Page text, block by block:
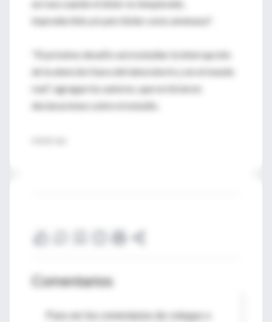
así sea cuando el dolor es inesperado,
impredecible y/o percibido como amenaza".
"El próximo desafío será estudiar la interrupción
de la atención fuera del laboratorio y en el mundo
real", agregan los autores, que no hicieron
declaraciones sobre el estudio.
Comentarios
Para ver los comentarios de colegas o